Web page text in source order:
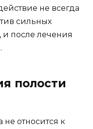
не всегда
сильных
и после лечения
полости
не относится к